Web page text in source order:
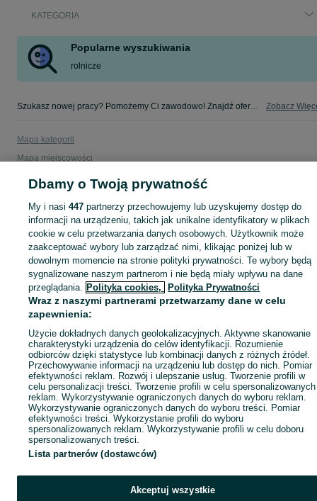
KATEGORIA
Popularne wyszukiwania
rolnicze
Szukasz nowej pracy? Pomożemy Ci zawodowo! Znajdź ofertę dla siebie w kategorii Praca na OLX - Garzyn i okolice! Zobacz
Mapa kategorii
Mapa miejscowości
Mapa ministron
Dbamy o Twoją prywatność
My i nasi447 partnerzy przechowujemy lub uzyskujemy dostęp do
informacji na urządzeniu, takich jak unikalne identyfikatory w plikach
cookie w celu przetwarzania danych osobowych. Użytkownik może
zaakceptować wybory lub zarządzać nimi, klikając poniżej lub w
dowolnym momencie na stronie polityki prywatności. Te wybory będą
sygnalizowane naszym partnerom i nie będą miały wpływu na dane
przeglądania. Polityka cookies, Polityka Prywatności
Wraz z naszymi partnerami przetwarzamy dane w celu
zapewnienia:
Użycie dokładnych danych geolokalizacyjnych. Aktywne skanowanie
charakterystyki urządzenia do celów identyfikacji. Rozumienie
odbiorców dzięki statystyce lub kombinacji danych z różnych źródeł.
Przechowywanie informacji na urządzeniu lub dostęp do nich. Pomiar
efektywności reklam. Rozwój i ulepszanie usług. Tworzenie profili w
celu personalizacji treści. Tworzenie profili w celu spersonalizowanych
reklam. Wykorzystywanie ograniczonych danych do wyboru reklam.
Wykorzystywanie ograniczonych danych do wyboru treści. Pomiar
efektywności treści. Wykorzystanie profili do wyboru
spersonalizowanych reklam. Wykorzystywanie profili w celu doboru
spersonalizowanych treści.
Lista partnerów (dostawców)
Akceptuj wszystkie